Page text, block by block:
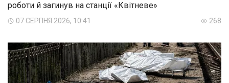
роботи й загинув на станції «Квітневе»
07 СЕРПНЯ 2026, 10:41 268